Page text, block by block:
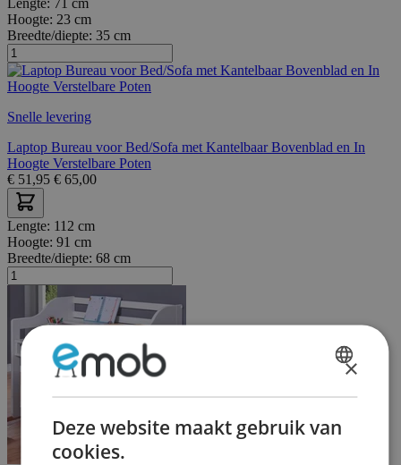
Hoogte: 23 cm
Breedte/diepte: 35 cm
Snelle levering
Laptop Bureau voor Bed/Sofa met Kantelbaar Bovenblad en In
Hoogte Verstelbare Poten
€ 51,95 € 65,00
Lengte: 112 cm
Hoogte: 91 cm
Breedte/diepte: 68 cm
×
Deze website maakt gebruik van
cookies.